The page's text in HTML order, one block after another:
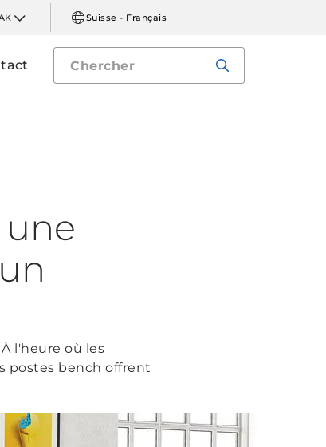
Suisse - Français
l'heure où les
postes bench offrent